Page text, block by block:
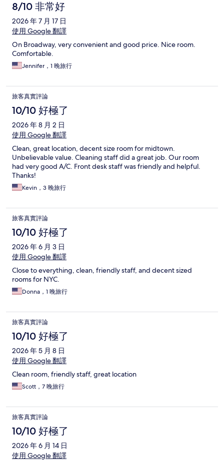
8/10 非常好
2026 年 7 月 17 日
使用 Google 翻譯
On Broadway, very convenient and good price. Nice room.
Comfortable.
Jennifer，1 晚旅行
旅客真實評論
10/10 好極了
2026 年 8 月 2 日
使用 Google 翻譯
Clean, great location, decent size room for midtown.
Unbelievable value. Cleaning staff did a great job. Our room
had very good A/C. Front desk staff was friendly and helpful.
Thanks!
Kevin，3 晚旅行
旅客真實評論
10/10 好極了
2026 年 6 月 3 日
使用 Google 翻譯
Close to everything, clean, friendly staff, and decent sized
rooms for NYC.
Donna，1 晚旅行
旅客真實評論
10/10 好極了
2026 年 5 月 8 日
使用 Google 翻譯
Clean room, friendly staff, great location
Scott，7 晚旅行
旅客真實評論
10/10 好極了
2026 年 6 月 14 日
使用 Google 翻譯